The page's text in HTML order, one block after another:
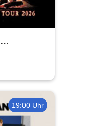
2026
19:00 Uhr